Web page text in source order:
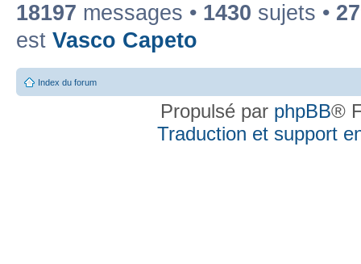
18197 messages • 1430 sujets •
est Vasco Capeto
Index du forum
Propulsé par phpBB®
Traduction et support